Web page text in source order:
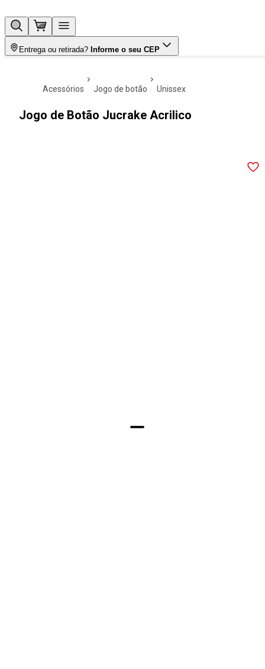
Entrega ou retirada? Informe o seu CEP
acessórios jogo de botão unissex
Jogo de Botão Jucrake Acrilico